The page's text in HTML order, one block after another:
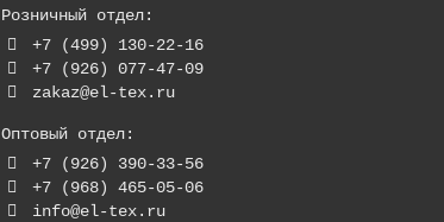
Розничный отдел:
+7 (499) 130-22-16
+7 (926) 077-47-09
zakaz@el-tex.ru
Оптовый отдел:
+7 (926) 390-33-56
+7 (968) 465-05-06
info@el-tex.ru